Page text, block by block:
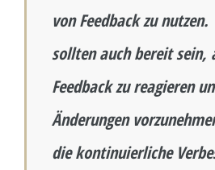
von Feedback zu
sollten auch bereit sein,
Feedback zu reagieren
Änderungen
die kontinuierliche